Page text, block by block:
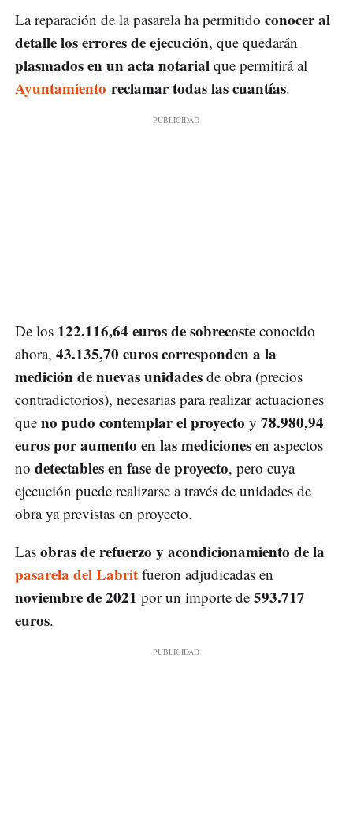
La reparación de la pasarela ha permitido conocer al
detalle los errores de ejecución, que quedarán
plasmados en un acta notarial que permitirá al
Ayuntamiento reclamar todas las cuantías.
De los 122.116,64 euros de sobrecoste conocido
ahora, 43.135,70 euros corresponden a la
medición de nuevas unidades de obra (precios
contradictorios), necesarias para realizar actuaciones
que no pudo contemplar el proyecto y 78.980,94
euros por aumento en las mediciones en aspectos
no detectables en fase de proyecto, pero cuya
ejecución puede realizarse a través de unidades de
obra ya previstas en proyecto.
Las obras de refuerzo y acondicionamiento de la
pasarela del Labrit fueron adjudicadas en
noviembre de 2021 por un importe de 593.717
euros.